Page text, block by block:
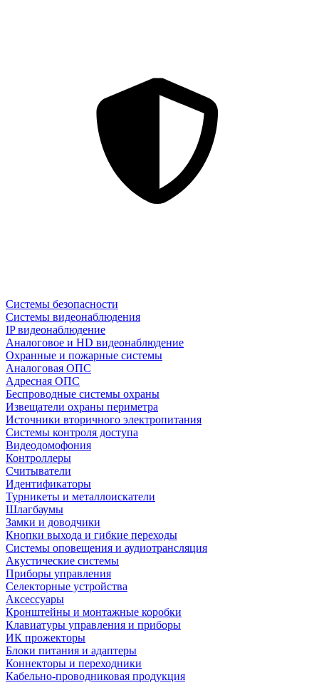
Системы безопасности
Системы видеонаблюдения
IP видеонаблюдение
Аналоговое и HD видеонаблюдение
Охранные и пожарные системы
Аналоговая ОПС
Адресная ОПС
Беспроводные системы охраны
Извещатели охраны периметра
Источники вторичного электропитания
Системы контроля доступа
Видеодомофония
Контроллеры
Считыватели
Идентификаторы
Турникеты и металлоискатели
Шлагбаумы
Замки и доводчики
Кнопки выхода и гибкие переходы
Системы оповещения и аудиотрансляция
Акустические системы
Приборы управления
Селекторные устройства
Аксессуары
Кронштейны и монтажные коробки
Клавиатуры управления и приборы
ИК прожекторы
Блоки питания и адаптеры
Коннекторы и переходники
Кабельно-проводниковая продукция